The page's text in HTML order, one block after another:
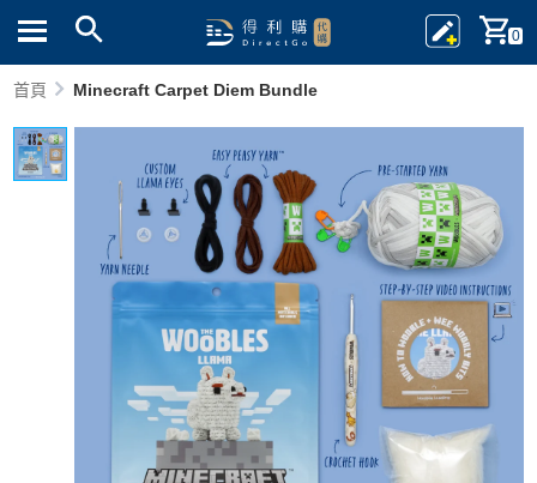
0
首頁 Minecraft Carpet Diem Bundle